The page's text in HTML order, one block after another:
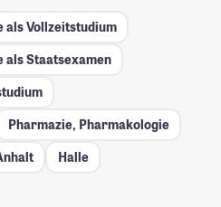
als Vollzeitstudium
als Staatsexamen
Pharmazie, Pharmakologie
Halle